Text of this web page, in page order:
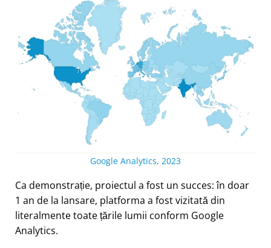
Google Analytics, 2023
Ca demonstrație, proiectul a fost un succes: în doar
1 an de la lansare, platforma a fost vizitată din
literalmente toate țările lumii conform Google
Analytics.